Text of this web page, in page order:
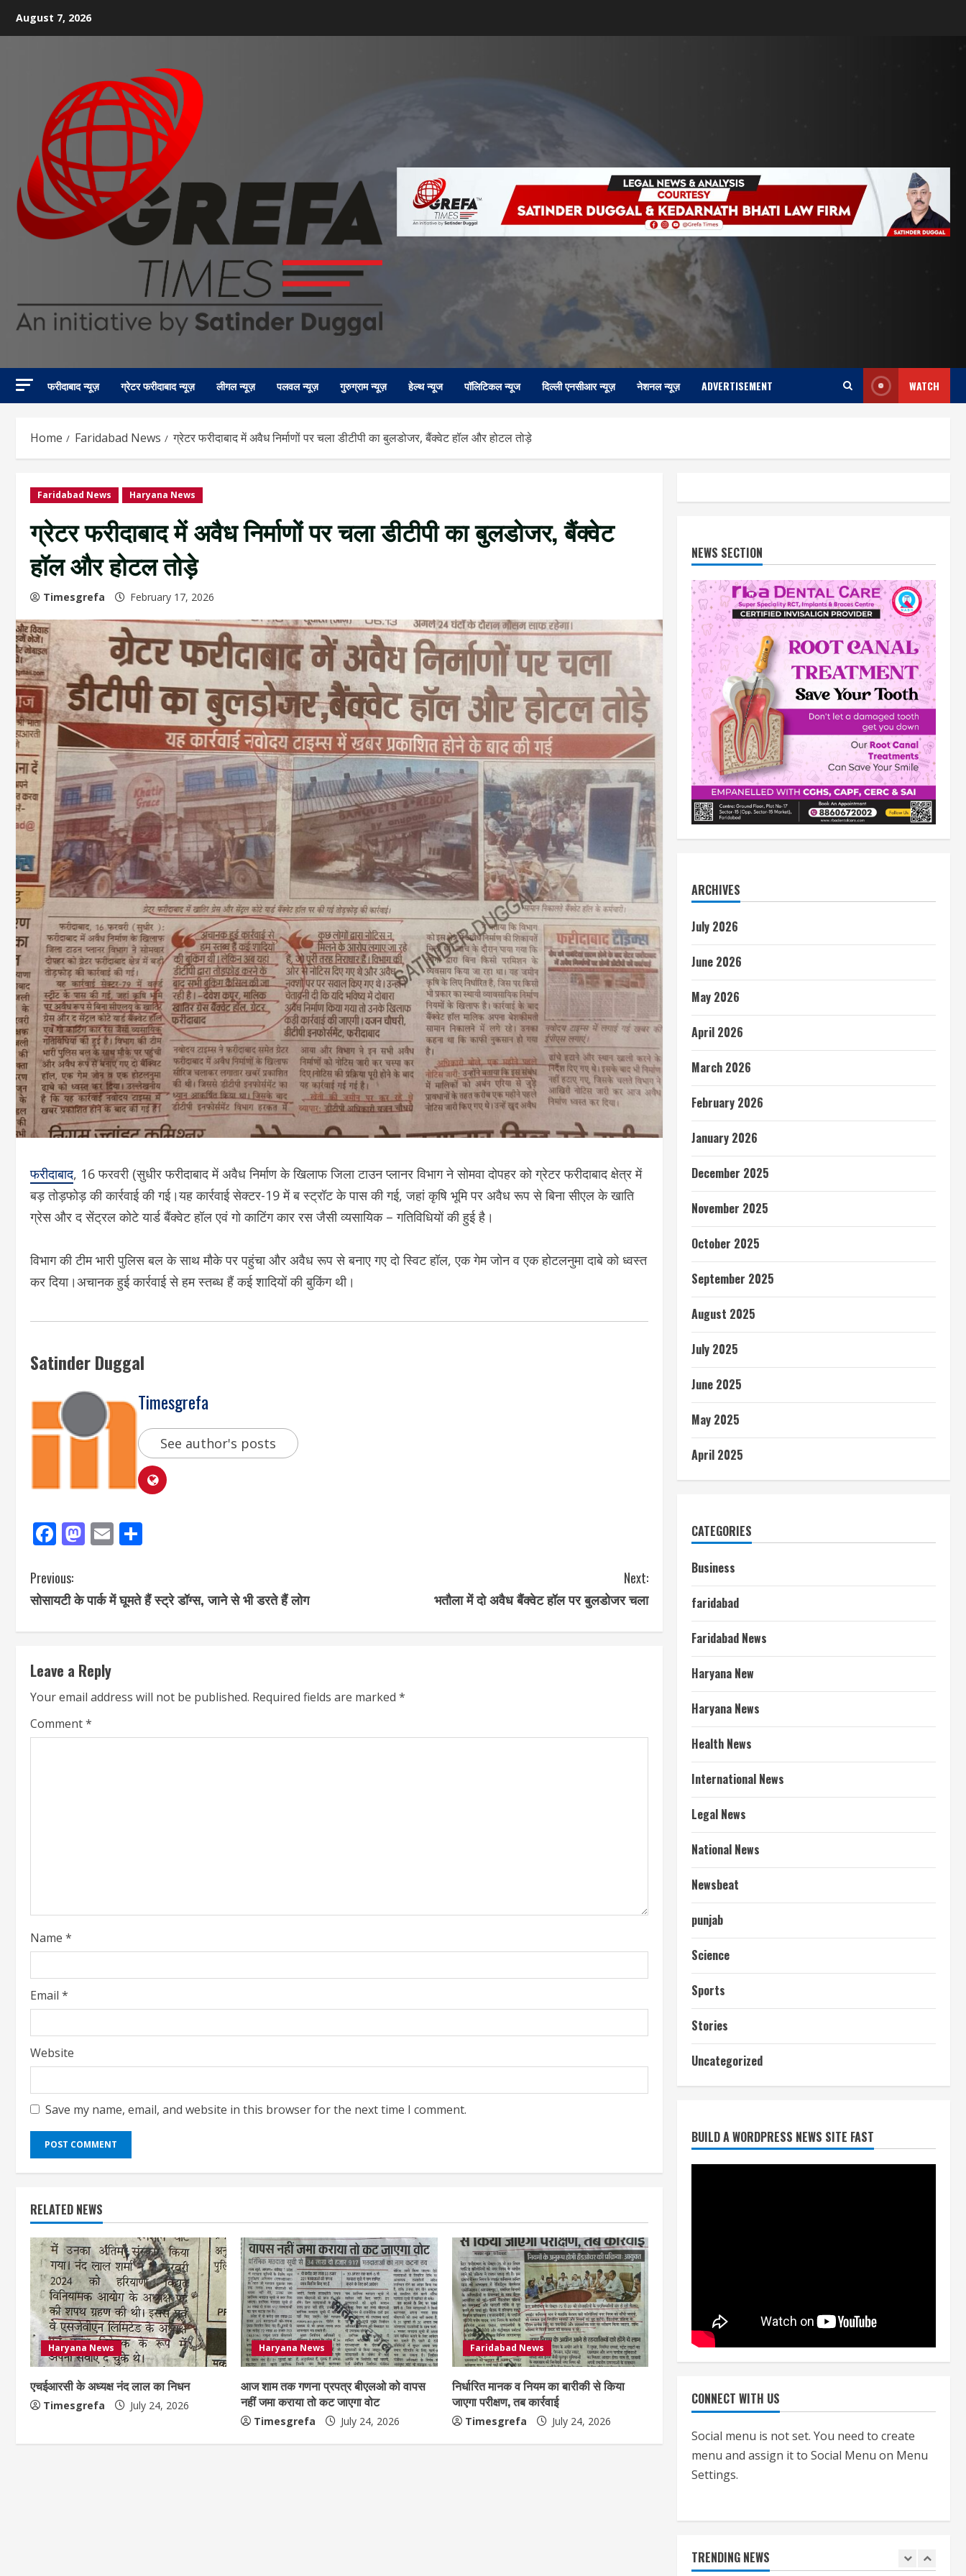
August 7, 2026
फरीदाबाद न्यूज़ ग्रेटर फरीदाबाद न्यूज़ लीगल न्यूज़ पलवल न्यूज़ गुरुग्राम न्यूज़ हेल्थ न्यूज पॉलिटिकल न्यूज दिल्ली एनसीआर न्यूज़ नेशनल न्यूज़ ADVERTISEMENT WATCH
Home Faridabad News ग्रेटर फरीदाबाद में अवैध निर्माणों पर चला डीटीपी का बुलडोजर, बैंक्वेट हॉल और होटल तोड़े
Faridabad News Haryana News
ग्रेटर फरीदाबाद में अवैध निर्माणों पर चला डीटीपी का बुलडोजर, बैंक्वेट
हॉल और होटल तोड़े
Timesgrefa February 17, 2026
फरीदाबाद, 16 फरवरी (सुधीर फरीदाबाद में अवैध निर्माण के खिलाफ जिला टाउन प्लानर विभाग ने सोमवा दोपहर को ग्रेटर फरीदाबाद क्षेत्र में
बड़ तोड़‌फोड़ की कार्रवाई की गई।यह कार्रवाई सेक्टर-19 में ब स्ट्रॉट के पास की गई, जहां कृषि भूमि पर अवैध रूप से बिना सीएल के खाति
ग्रेस और द सेंट्रल कोटे यार्ड बैंक्वेट हॉल एवं गो काटिंग कार रस जैसी व्यसायिक – गतिविधियों की हुई है।
विभाग की टीम भारी पुलिस बल के साथ मौके पर पहुंचा और अवैध रूप से बनाए गए दो स्विट हॉल, एक गेम जोन व एक होटलनुमा दाबे को ध्वस्त
कर दिया।अचानक हुई कार्रवाई से हम स्तब्ध हैं कई शादियों की बुकिंग थी।
Satinder Duggal
Timesgrefa
See author's posts
Facebook
Mastodon
Email
Previous:
सोसायटी के पार्क में घूमते हैं स्ट्रे डॉग्स, जाने से भी डरते हैं लोग
Next:
भतौला में दो अवैध बैंक्वेट हॉल पर बुलडोजर चला
Leave a Reply
Your email address will not be published. Required fields are marked *
Comment*
Name *
Email *
Website
Save my name, email, and website in this browser for the next time I comment.
RELATED NEWS
Haryana News
एचईआरसी के अध्यक्ष नंद लाल का निधन
Timesgrefa July 24, 2026
Haryana News
आज शाम तक गणना प्रपत्र बीएलओ को वापस
नहीं जमा कराया तो कट जाएगा वोट
Timesgrefa July 24, 2026
Faridabad News
निर्धारित मानक व नियम का बारीकी से किया
जाएगा परीक्षण, तब कार्रवाई
Timesgrefa July 24, 2026
NEWS SECTION
ARCHIVES
July 2026
June 2026
May 2026
April 2026
March 2026
February 2026
January 2026
December 2025
November 2025
October 2025
September 2025
August 2025
July 2025
June 2025
May 2025
April 2025
CATEGORIES
Business
faridabad
Faridabad News
Haryana New
Haryana News
Health News
International News
Legal News
National News
Newsbeat
punjab
Science
Sports
Stories
Uncategorized
BUILD A WORDPRESS NEWS SITE FAST
CONNECT WITH US
Social menu is not set. You need to create
menu and assign it to Social Menu on Menu
Settings.
TRENDING NEWS
निर्धारित मानक व नियम का बारीकी से
5
बदलाव, निजीविशेषज्ञों की रिपोर्ट पर भी
एचईआरसी के अध्यक्ष नंद लाल का
निधन